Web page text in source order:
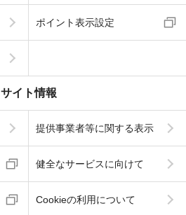
ポイント表示設定
サイト情報
提供事業者等に関する表示
健全なサービスに向けて
Cookieの利用について